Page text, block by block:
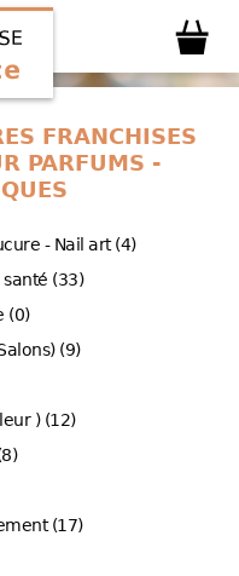
FRANCHISES
PARFUMS -
- Nail art (4)
(33)
(0)
(9)
) (12)
(17)